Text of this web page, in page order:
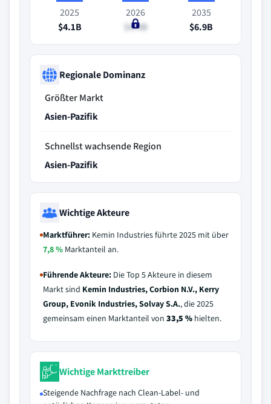
2025
$4.1B
2026
$4.4B
2035
$6.9B
Regionale Dominanz
Größter Markt
Asien-Pazifik
Schnellst wachsende Region
Asien-Pazifik
Wichtige Akteure
Marktführer: Kemin Industries führte 2025 mit über
7,8 % Marktanteil an.
Führende Akteure: Die Top 5 Akteure in diesem
Markt sind Kemin Industries, Corbion N.V., Kerry
Group, Evonik Industries, Solvay S.A., die 2025
gemeinsam einen Marktanteil von 33,5 % hielten.
Wichtige Markttreiber
Steigende Nachfrage nach Clean-Label- und